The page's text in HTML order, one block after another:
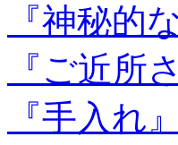
『神秘的
『ご近所
『手入れ